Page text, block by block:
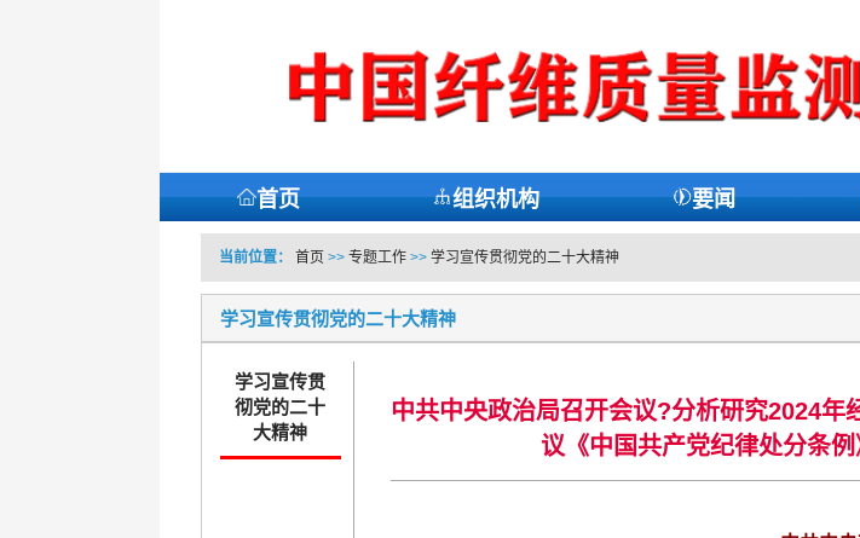
首页 组织机构 要闻
当前位置： 首页 >> 专题工作>> 学习宣传贯彻党的二十大精神
学习宣传贯彻党的二十大精神
学习宣传贯
彻党的二十
大精神
中共中央政治局召开会议?分析研究2024
议《中国共产党纪律处分条